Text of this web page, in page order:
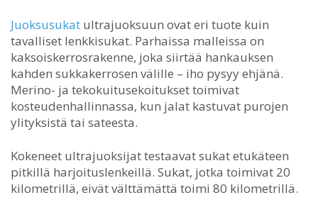
Juoksusukat ultrajuoksuun ovat eri tuote kuin
tavalliset lenkkisukat. Parhaissa malleissa on
kaksoiskerrosrakenne, joka siirtää hankauksen
kahden sukkakerrosen välille – iho pysyy ehjänä.
Merino- ja tekokuitusekoitukset toimivat
kosteudenhallinnassa, kun jalat kastuvat purojen
ylityksistä tai sateesta.
Kokeneet ultrajuoksijat testaavat sukat etukäteen
pitkillä harjoituslenkeillä. Sukat, jotka toimivat 20
kilometrillä, eivät välttämättä toimi 80 kilometrillä.